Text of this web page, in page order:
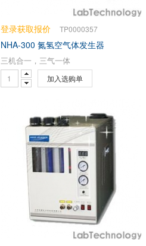
登录获取报价 TP0000357
NHA-300 氮氢空气体发生器
三机合一，三气一体
加入选购单